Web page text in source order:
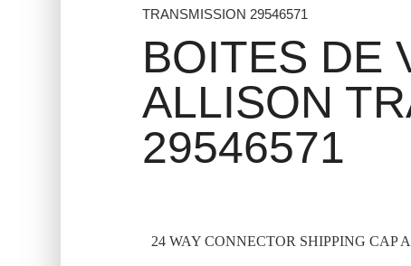
TRANSMISSION 29546571
BOITES DE
ALLISON
29546571
24 WAY CONNECTOR SHIPPING CAP